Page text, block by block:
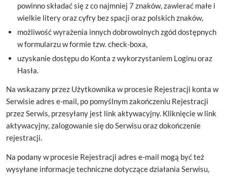
powinno składać się z co najmniej 7 znaków, zawierać małe i
wielkie litery oraz cyfry bez spacji oraz polskich znaków,
możliwość wyrażenia innych dobrowolnych zgód dostępnych
w formularzu w formie tzw. check-boxa,
uzyskanie dostępu do Konta z wykorzystaniem Loginu oraz
Hasła.
Na wskazany przez Użytkownika w procesie Rejestracji konta w
Serwisie adres e-mail, po pomyślnym zakończeniu Rejestracji
przez Serwis, przesyłany jest link aktywacyjny. Kliknięcie w link
aktywacyjny, zalogowanie się do Serwisu oraz dokończenie
rejestracji.
Na podany w procesie Rejestracji adres e-mail mogą być też
wysyłane informacje techniczne dotyczące działania Serwisu,